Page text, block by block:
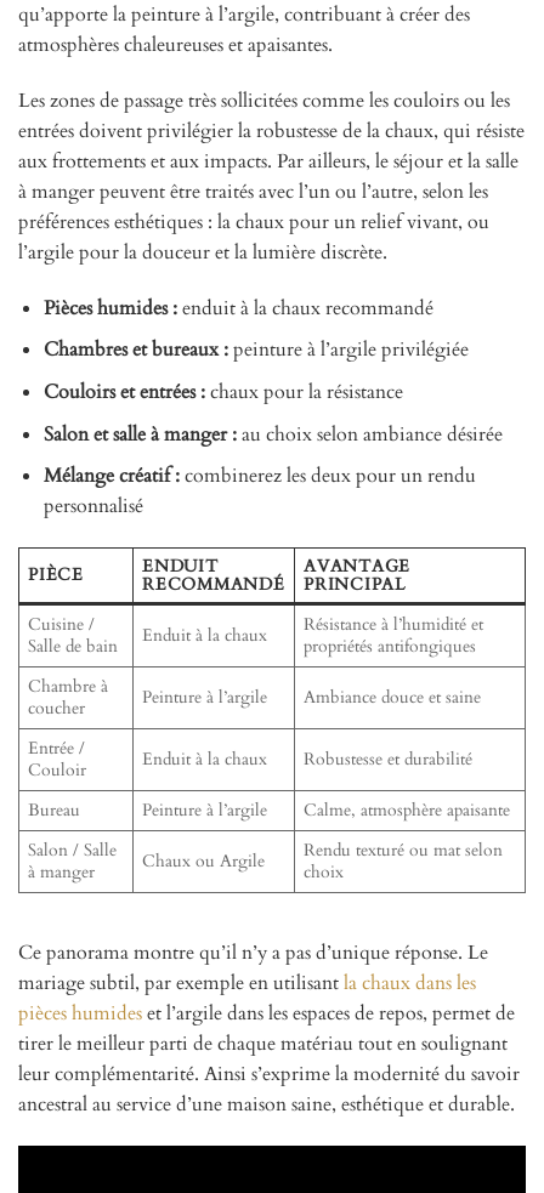
qu’apporte la peinture à l’argile, contribuant à créer des
atmosphères chaleureuses et apaisantes.
Les zones de passage très sollicitées comme les couloirs ou les
entrées doivent privilégier la robustesse de la chaux, qui résiste
aux frottements et aux impacts. Par ailleurs, le séjour et la salle
à manger peuvent être traités avec l’un ou l’autre, selon les
préférences esthétiques : la chaux pour un relief vivant, ou
l’argile pour la douceur et la lumière discrète.
Pièces humides :enduit à la chaux recommandé
Chambres et bureaux :peinture à l’argile privilégiée
Couloirs et entrées :chaux pour la résistance
Salon et salle à manger :au choix selon ambiance désirée
Mélange créatif :combinerez les deux pour un rendu
personnalisé
PIÈCE ENDUIT
RECOMMANDÉ
AVANTAGE
PRINCIPAL
Cuisine /
Salle de bain
Enduit à la chaux
Résistance à l’humidité et
propriétés antifongiques
Chambre à
coucher
Peinture à l’argile Ambiance douce et saine
Entrée /
Couloir
Enduit à la chaux Robustesse et durabilité
Bureau Peinture à l’argile
Calme, atmosphère apaisante
Salon / Salle
à manger
Chaux ou Argile
Rendu texturé ou mat selon
choix
Ce panorama montre qu’il n’y a pas d’unique réponse. Le
mariage subtil, par exemple en utilisantla chaux dans les
pièces humideset l’argile dans les espaces de repos, permet de
tirer le meilleur parti de chaque matériau tout en soulignant
leur complémentarité. Ainsi s’exprime la modernité du savoir
ancestral au service d’une maison saine, esthétique et durable.